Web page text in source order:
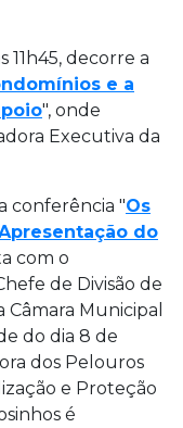
11h45, decorre a
e a
", onde
Executiva da
conferência "Os
do
com o
de Divisão de
Municipal
do dia 8 de
dos Pelouros
e Proteção
é